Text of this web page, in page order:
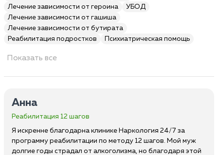
Лечение зависимости от героина
УБОД
Лечение зависимости от гашиша
Лечение зависимости от бутирата
Реабилитация подростков
Психиатрическая помощь
Показать все
Анна
Реабилитация 12 шагов
Я искренне благодарна клинике Наркология 24/7 за
программу реабилитации по методу 12 шагов. Мой муж
долгие годы страдал от алкоголизма, но благодаря этой